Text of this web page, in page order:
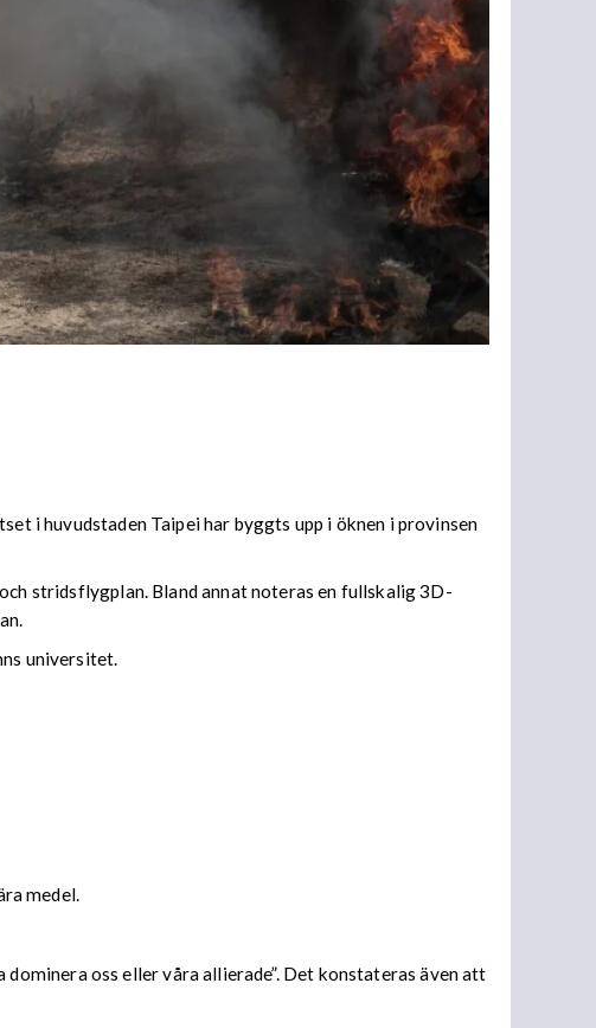
i huvudstaden Taipei har byggts upp i öknen i provinsen
stridsflygplan. Bland annat noteras en fullskalig 3D-
universitet.
medel.
oss eller våra allierade”. Det konstateras även att